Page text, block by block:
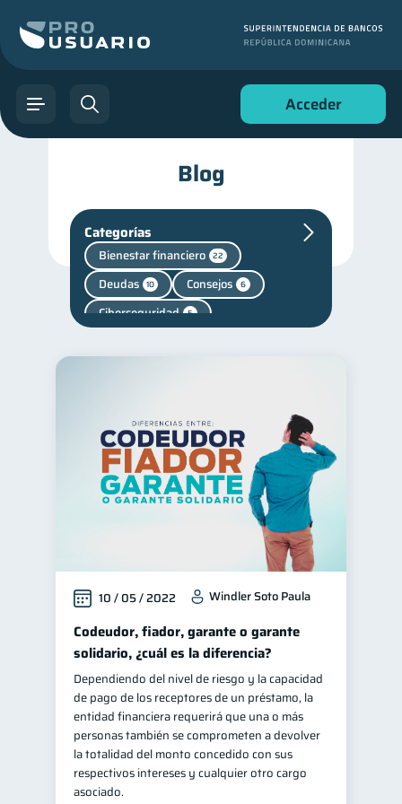
Acceder
Blog
Categorías
Bienestar financiero 22
Deudas 10 Consejos 6
Ciberseguridad 5
Manejo de deudas 31
Educación financiera
Finanzas para jóvenes 30
Inclusión financiera 22
Finanzas para mujeres 20
Seguridad financiera 13
Salud financiera 12
Productos financieros 11
Organización Financiera 10
Entidad financiera
Préstamos 8 Ahorro 8
10 / 05 / 2022 Windler Soto Paula
Codeudor, fiador, garante o garante
solidario, ¿cuál es la diferencia?
Dependiendo del nivel de riesgo y la capacidad
de pago de los receptores de un préstamo, la
entidad financiera requerirá que una o más
personas también se comprometen a devolver
la totalidad del monto concedido con sus
respectivos intereses y cualquier otro cargo
asociado.